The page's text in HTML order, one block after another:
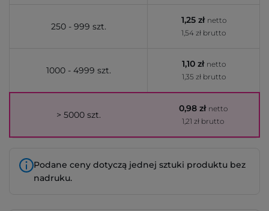
250 - 999 szt.
1,25 zł netto
1,54 zł brutto
1000 - 4999 szt.
1,10 zł netto
1,35 zł brutto
> 5000 szt.
0,98 zł netto
1,21 zł brutto
Podane ceny dotyczą jednej sztuki produktu bez
nadruku.